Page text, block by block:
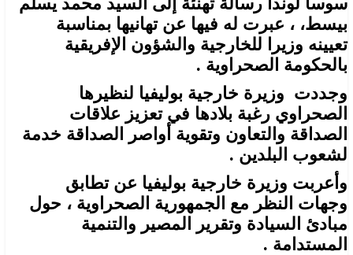
بيسط، ، عبرت له فيها عن تهانيها بمناسبة
تعيينه وزيرا للخارجية والشؤون الإفريقية
بالحكومة الصحراوية .
وجددت وزيرة خارجية بوليفيا لنظيرها
الصحراوي رغبة بلادها في تعزيز علاقات
الصداقة والتعاون وتقوية أواصر الصداقة خدمة
لشعوب البلدين .
وأعربت وزيرة خارجية بوليفيا عن تطابق
وجهات النظر مع الجمهورية الصحراوية ، حول
مبادئ السيادة وتقرير المصير والتنمية
المستدامة .